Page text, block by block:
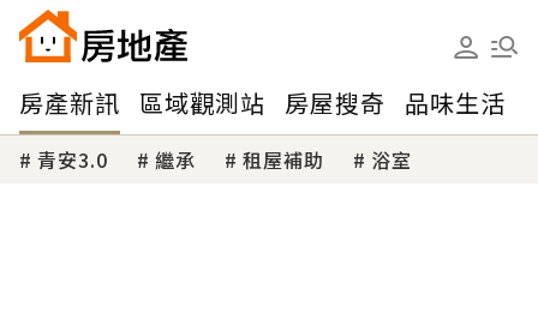
房產新訊 區域觀測站 房屋搜奇 品味生活
青安3.0 繼承 租屋補助 浴室